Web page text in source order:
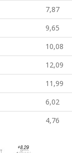
7,87
9,65
10,08
12,09
11,99
6,02
4,76